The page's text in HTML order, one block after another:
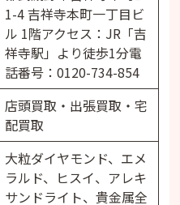
1-4 吉祥寺本町一丁目ビ
ル 1階アクセス：JR「吉
祥寺駅」より徒歩1分電
話番号：0120-734-854
店頭買取・出張買取・宅
配買取
大粒ダイヤモンド、エメ
ラルド、ヒスイ、アレキ
サンドライト、貴金属全